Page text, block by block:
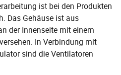
ist bei den Produkten
Das Gehäuse ist aus
der Innenseite mit einem
In Verbindung mit
sind die Ventilatoren